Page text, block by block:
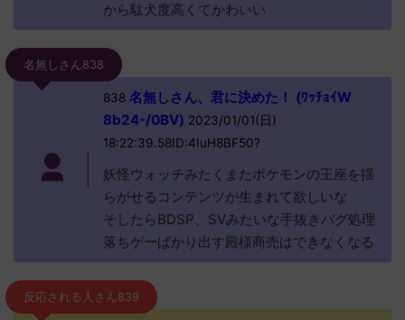
から駄犬度高くてかわいい
名無しさん838
838名無しさん、君に決めた！ (ﾜｯﾁｮｲW
8b24-/0BV) 2023/01/01(日)
18:22:39.58ID:4IuH8BF50?
妖怪ウォッチみたくまたポケモンの王座を揺
らがせるコンテンツが生まれて欲しいな
そしたらBDSP、SVみたいな手抜きバグ処理
落ちゲーばかり出す殿様商売はできなくなる
反応される人さん839